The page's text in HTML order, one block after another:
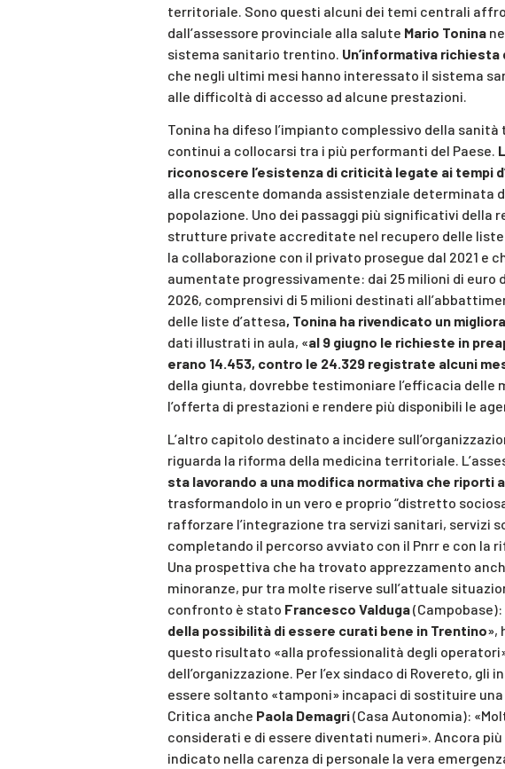
territoriale. Sono questi alcuni dei temi centrali
dall’assessore provinciale alla salute Mario Tonina
sistema sanitario trentino. Un’informativa
che negli ultimi mesi hanno interessato il sistema
alle difficoltà di accesso ad alcune prestazioni.
Tonina ha difeso l’impianto complessivo della
continui a collocarsi tra i più performanti del Paese.
riconoscere l’esistenza di criticità legate ai tempi
alla crescente domanda assistenziale determinata
popolazione. Uno dei passaggi più significativi della
strutture private accreditate nel recupero delle liste
la collaborazione con il privato prosegue dal 2021 e
aumentate progressivamente: dai 25 milioni di euro
2026, comprensivi di 5 milioni destinati
delle liste d’attesa, Tonina ha rivendicato un
dati illustrati in aula, «al 9 giugno le richieste in
erano 14.453, contro le 24.329 registrate alcuni
della giunta, dovrebbe testimoniare l’efficacia
l’offerta di prestazioni e rendere più disponibili le
L’altro capitolo destinato a incidere
riguarda la riforma della medicina territoriale.
sta lavorando a una modifica normativa che
trasformandolo in un vero e proprio “distretto
rafforzare l’integrazione tra servizi sanitari, servizi
completando il percorso avviato con il Pnrr e con la
Una prospettiva che ha trovato apprezzamento
minoranze, pur tra molte riserve sull’attuale
confronto è stato Francesco Valduga(Campobase):
della possibilità di essere curati bene in Trentino»,
questo risultato «alla professionalità degli
dell’organizzazione. Per l’ex sindaco di Rovereto,
essere soltanto «tamponi» incapaci di sostituire
Critica anche Paola Demagri(Casa Autonomia):
considerati e di essere diventati numeri». Ancora più
indicato nella carenza di personale la vera